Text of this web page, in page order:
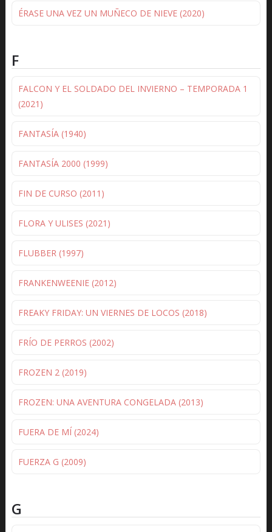
ÉRASE UNA VEZ UN MUÑECO DE NIEVE (2020)
F
FALCON Y EL SOLDADO DEL INVIERNO – TEMPORADA 1
(2021)
FANTASÍA (1940)
FANTASÍA 2000 (1999)
FIN DE CURSO (2011)
FLORA Y ULISES (2021)
FLUBBER (1997)
FRANKENWEENIE (2012)
FREAKY FRIDAY: UN VIERNES DE LOCOS (2018)
FRÍO DE PERROS (2002)
FROZEN 2 (2019)
FROZEN: UNA AVENTURA CONGELADA (2013)
FUERA DE MÍ (2024)
FUERZA G (2009)
G